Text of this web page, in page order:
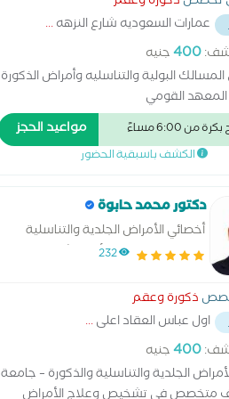
عمارات السعوديه شارع النزهه...
400جنيه
البولية والتناسليه وأمراض الذكورة
القومي
من 6:00 مساءً مواعيد الحجز
الكشف باسبقية الحضور
دكتور محمد حابوة
أخصائي الأمراض الجلدية والتناسلية
والذكورة – جامعة الأزهر الشريف.
232
ذكورة وعقم
اول عباس العقاد اعلى...
400جنيه
الجلدية والتناسلية والذكورة – جامعة